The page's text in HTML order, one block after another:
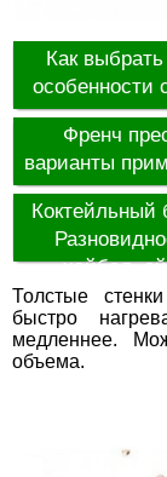
Как
особенности
Френч
варианты
Коктейльный
хайбол,
Толстые
быстро
медленнее.
объема.